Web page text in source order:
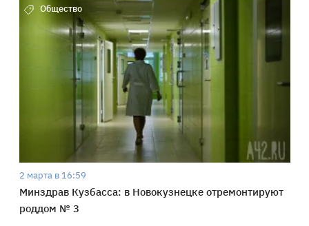
Общество
2 марта в 16:59
Минздрав Кузбасса: в Новокузнецке отремонтируют
роддом № 3